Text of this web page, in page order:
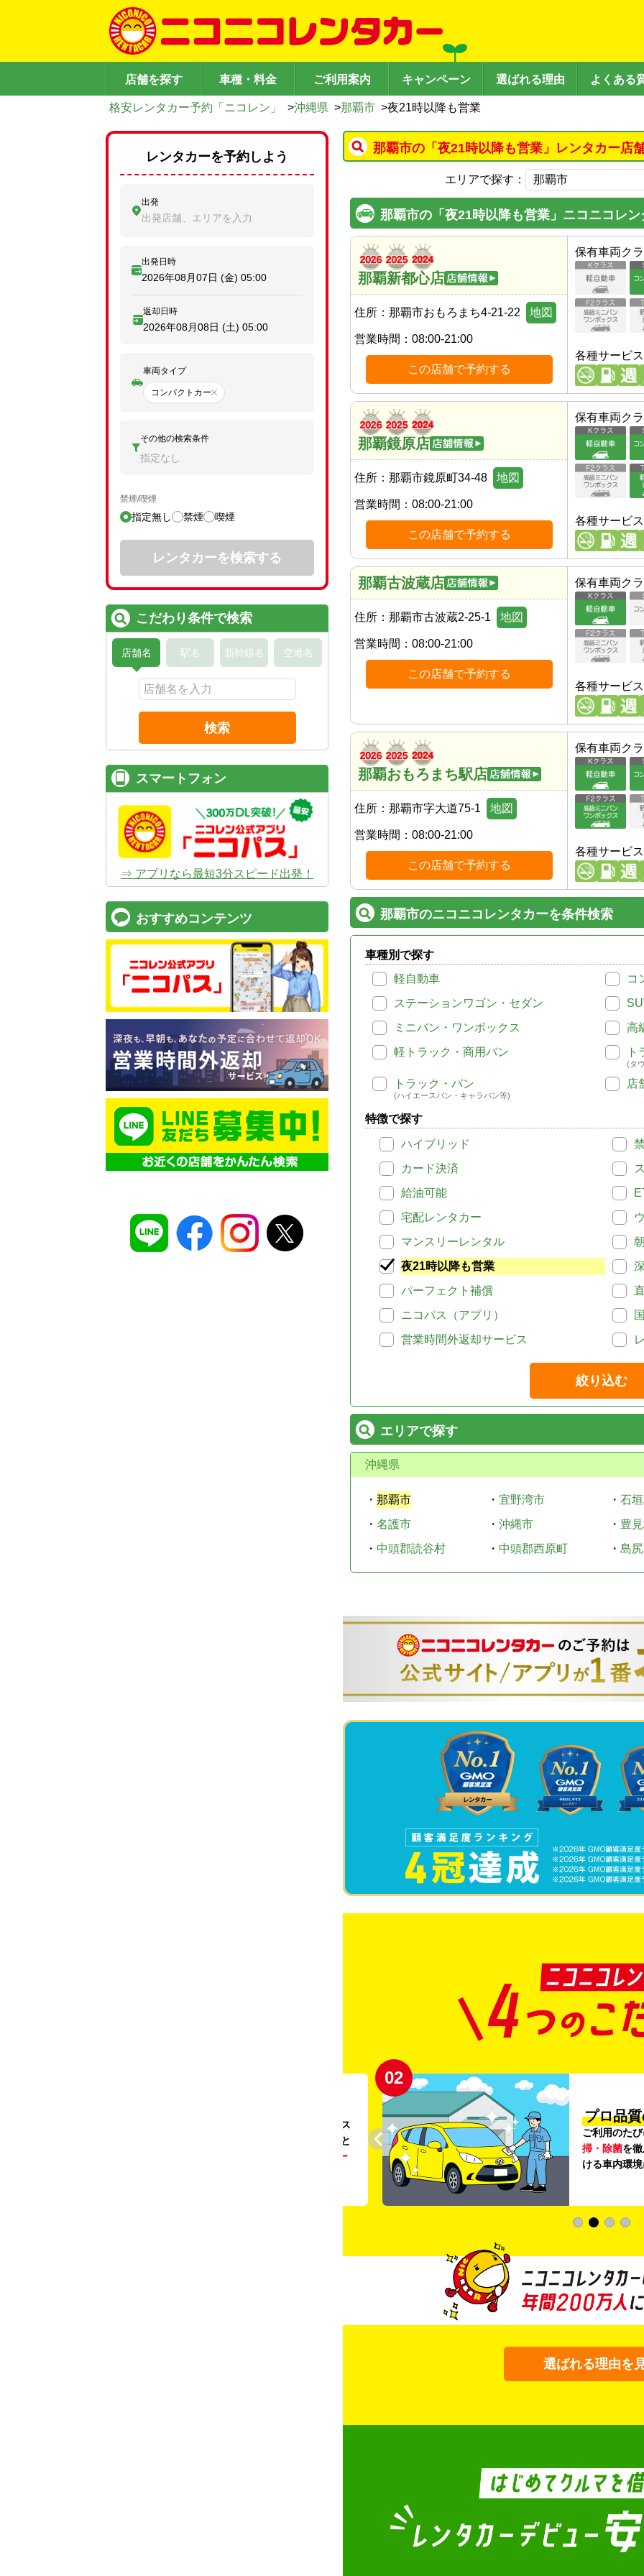
店舗を探す 車種・料金 ご利用案内 キャンペーン 選ばれる理由 よくある
格安レンタカー予約「ニコレン」 >沖縄県 >那覇市 >夜21時以降も営業
那覇市の「夜21時以降も営業」レンタカー店
エリアで探す：
那覇市の「夜21時以降も営業」ニコニコレ
那覇新都心店
住所： 那覇市おもろまち4-21-22 地図
営業時間： 08:00-21:00
この店舗で予約する
保有車両ク
各種サービス
那覇鏡原店
住所： 那覇市鏡原町34-48 地図
営業時間： 08:00-21:00
この店舗で予約する
保有車両ク
各種サービス
那覇古波蔵店
住所： 那覇市古波蔵2-25-1 地図
営業時間： 08:00-21:00
この店舗で予約する
保有車両ク
各種サービス
那覇おもろまち駅店
住所： 那覇市字大道75-1 地図
営業時間： 08:00-21:00
この店舗で予約する
保有車両ク
各種サービス
那覇市のニコニコレンタカーを条件検索
車種別で探す
軽自動車
コ
ステーションワゴン・セダン
ミニバン・ワンボックス
高
軽トラック・商用バン
ト
(タ
トラック・バン
(ハイエースバン・キャラバン等)
店
特徴で探す
ハイブリッド
カード決済
給油可能
宅配レンタカー
マンスリーレンタル
夜21時以降も営業
パーフェクト補償
ニコパス（アプリ）
営業時間外返却サービス
絞り込む
エリアで探す
沖縄県
・ 那覇市 ・ 宜野湾市 ・ 石
・ 名護市 ・ 沖縄市 ・ 豊
・ 中頭郡読谷村 ・ 中頭郡西原町 ・ 島
。ガソリンス
タンドや整備工場の既存インフラを活用すること
リー
02
プロ品
ご利用のた
掃・除菌を
ける車内環
選ばれる理由を
レンタカーを予約しよう
出発
出発店舗、エリアを入力
出発日時
2026年08月07日 (金) 05:00
返却日時
2026年08月08日 (土) 05:00
車両タイプ
コンパクトカー
その他の検索条件
指定なし
禁煙/喫煙
指定無し 禁煙 喫煙
レンタカーを検索する
こだわり条件で検索
店舗名 駅名 新幹線名 空港名
検索
スマートフォン
⇒ アプリなら最短3分スピード出発！
おすすめコンテンツ